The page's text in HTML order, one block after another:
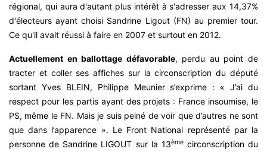
régional, qui aura d'autant plus intérêt à s'adresser aux 14,37%
d'électeurs ayant choisi Sandrine Ligout (FN) au premier tour.
Ce qu'il avait réussi à faire en 2007 et surtout en 2012.
Actuellement en ballottage défavorable, perdu au point de
tracter et coller ses affiches sur la circonscription du député
sortant Yves BLEIN, Philippe Meunier s’exprime : « J’ai du
respect pour les partis ayant des projets : France insoumise, le
PS, même le FN. Mais je suis peiné de voir que d’autres ne sont
que dans l’apparence ». Le Front National représenté par la
personne de Sandrine LIGOUT sur la 13èmecirconscription du